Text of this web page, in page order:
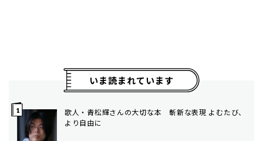
いま読まれています
歌人・青松輝さんの大切な本 斬新な表現 よむたび、
より自由に